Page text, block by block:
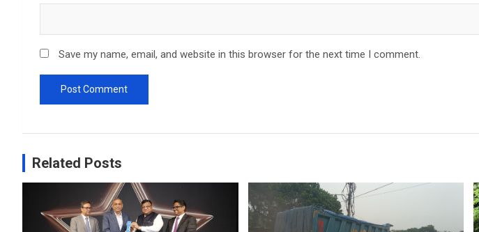
Save my name, email, and website in this browser for the next time I comment.
Related Posts